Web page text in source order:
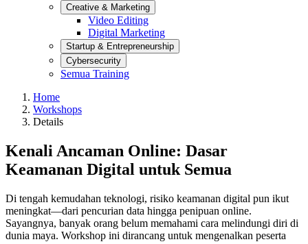
Creative & Marketing
Video Editing
Digital Marketing
Startup & Entrepreneurship
Cybersecurity
Semua Training
Home
Workshops
Details
Kenali Ancaman Online: Dasar
Keamanan Digital untuk Semua
Di tengah kemudahan teknologi, risiko keamanan digital pun ikut
meningkat—dari pencurian data hingga penipuan online.
Sayangnya, banyak orang belum memahami cara melindungi diri di
dunia maya. Workshop ini dirancang untuk mengenalkan peserta